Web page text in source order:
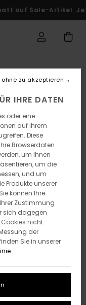
auf Sale-Artikel
IHRE DATEN
oder eine
auf Ihrem
Diese
Browserdaten
um Ihnen
um die
und um
Produkte unserer
können Ihre
Zustimmung
sich dagegen
nicht
der
Sie in unserer
zu akzeptieren